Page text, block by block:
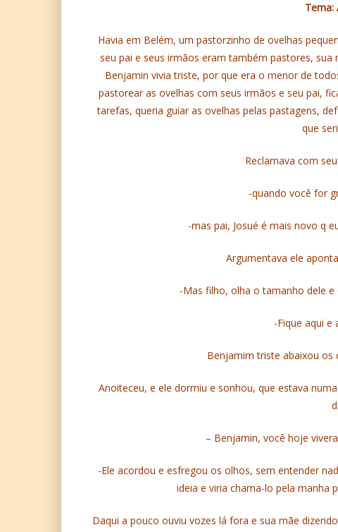
Tema:
Havia em Belém, um pastorzinho de ovelhas
seu pai e seus irmãos eram também pastores,
Benjamin vivia triste, por que era o menor de
pastorear as ovelhas com seus irmãos e seu pai,
tarefas, queria guiar as ovelhas pelas pastagens,
que
Reclamava com
-quando você for
-mas pai, Josué é mais novo q
Argumentava ele
-Mas filho, olha o tamanho dele
-Fique aqui e
Benjamim triste abaixou os
Anoiteceu, e ele dormiu e sonhou, que estava
– Benjamin, você hoje
-Ele acordou e esfregou os olhos, sem entender
ideia e viria chama-lo pela manha
Daqui a pouco ouviu vozes lá fora e sua mãe